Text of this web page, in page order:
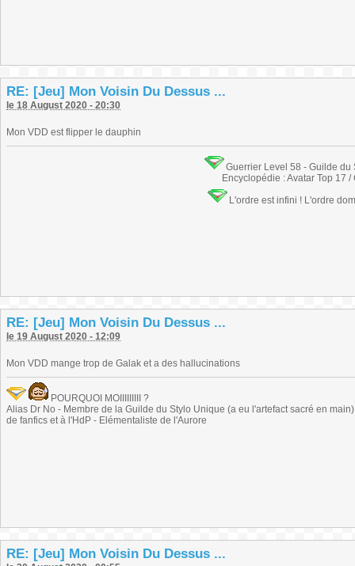
RE: [Jeu] Mon Voisin Du Dessus ...
le 18 August 2020 - 20:30
Mon VDD est flipper le dauphin
Guerrier Level 58 - Guilde
Encyclopédie : Avatar Top 17 /
L'ordre est infini ! L'ordre
RE: [Jeu] Mon Voisin Du Dessus ...
le 19 August 2020 - 12:09
Mon VDD mange trop de Galak et a des hallucinations
POURQUOI MOIIIIIIIII ?
Alias Dr No - Membre de la Guilde du Stylo Unique (a eu l'artefact sacré en
de fanfics et à l'HdP - Elémentaliste de l'Aurore
RE: [Jeu] Mon Voisin Du Dessus ...